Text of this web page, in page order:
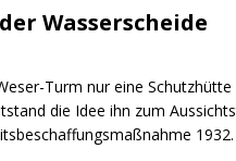
II“ der Emder Reederei AG
Wasserscheide
Turm nur eine
die Idee ihn zum
1932.